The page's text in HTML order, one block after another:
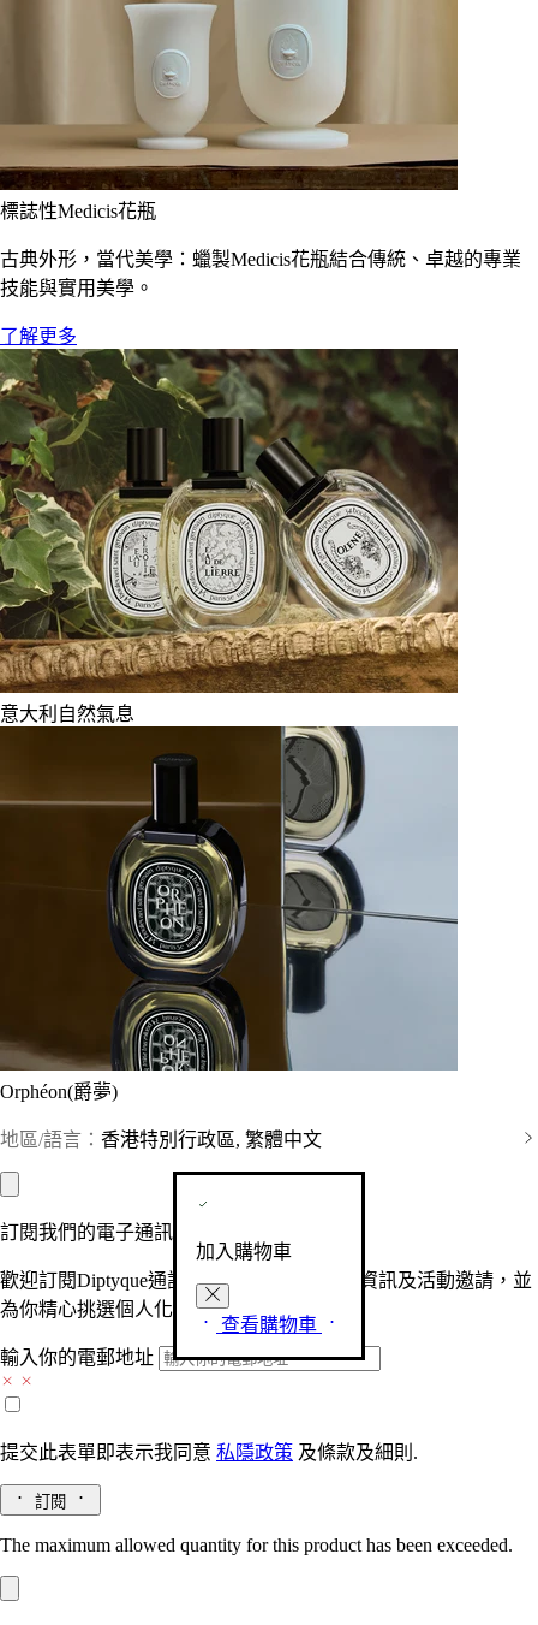
標誌性Medicis花瓶
古典外形，當代美學：蠟製Medicis花瓶結合傳統、卓越的專業
技能與實用美學。
了解更多
意大利自然氣息
Orphéon(爵夢)
地區/語言： 香港特別行政區, 繁體中文
加入購物車
查看購物車
訂閱我們的電子通訊
歡迎訂閱Diptyque通訊，接收品牌最新產品資訊及活動邀請，並
為你精心挑選個人化的驚喜及禮物。
輸入你的電郵地址
提交此表單即表示我同意 私隱政策 及條款及細則.
訂閱
The maximum allowed quantity for this product has been exceeded.